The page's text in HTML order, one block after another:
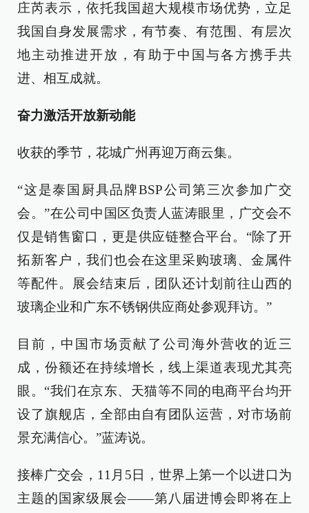
庄芮表示，依托我国超大规模市场优势，立足
我国自身发展需求，有节奏、有范围、有层次
地主动推进开放，有助于中国与各方携手共
进、相互成就。
奋力激活开放新动能
收获的季节，花城广州再迎万商云集。
“这是泰国厨具品牌BSP公司第三次参加广交
会。”在公司中国区负责人蓝涛眼里，广交会不
仅是销售窗口，更是供应链整合平台。“除了开
拓新客户，我们也会在这里采购玻璃、金属件
等配件。展会结束后，团队还计划前往山西的
玻璃企业和广东不锈钢供应商处参观拜访。”
目前，中国市场贡献了公司海外营收的近三
成，份额还在持续增长，线上渠道表现尤其亮
眼。“我们在京东、天猫等不同的电商平台均开
设了旗舰店，全部由自有团队运营，对市场前
景充满信心。”蓝涛说。
接棒广交会，11月5日，世界上第一个以进口为
主题的国家级展会——第八届进博会即将在上